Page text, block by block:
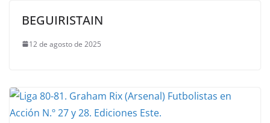
BEGUIRISTAIN
12 de agosto de 2025